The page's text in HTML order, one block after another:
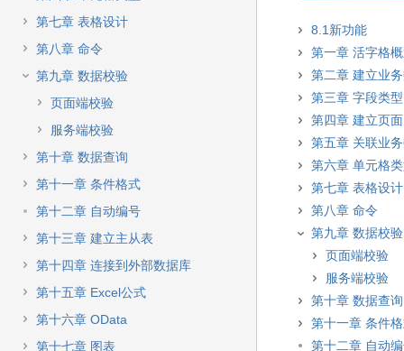
第七章 表格设计
第八章 命令
第九章 数据校验
页面端校验
服务端校验
第十章 数据查询
第十一章 条件格式
第十二章 自动编号
第十三章 建立主从表
第十四章 连接到外部数据库
第十五章 Excel公式
第十六章 OData
第十七章 图表
8.1新功能
第一章 活字格
第二章 建立业
第三章 字段类型
第四章 建立页面
第五章 关联业
第六章 单元格
第七章 表格设计
第八章 命令
第九章 数据校验
页面端校验
服务端校验
第十章 数据查询
第十一章 条件
第十二章 自动